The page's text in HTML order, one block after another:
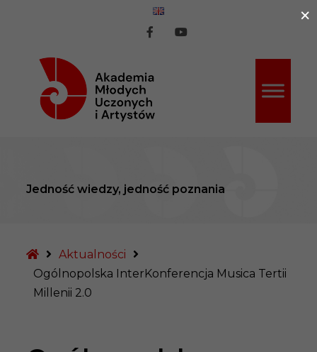
na
Facebook
Jedność wiedzy, jedność poznania
Strona
główna
Aktualności
Ogólnopolska InterKonferencja Musica Tertii
Millenii 2.0
×